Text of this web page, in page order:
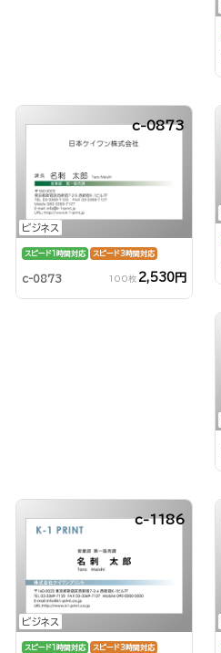
ビジネス
c-0873
スピード1時間対応 スピード3時間対応
c-0873 100枚 2,530円
ビジネス
c-1186
スピード1時間対応 スピード3時間対応